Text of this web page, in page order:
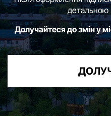
детальною
Долучайтеся до змін у